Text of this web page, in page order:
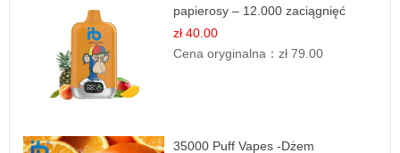
papierosy – 12.000 zaciągnięć
zł 40.00
Cena oryginalna：zł 79.00
35000 Puff Vapes -Dżem